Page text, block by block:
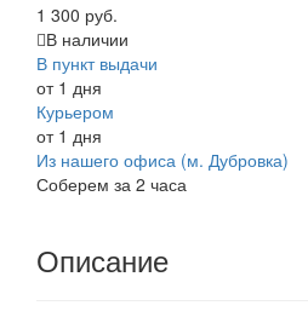
1 300 руб.
В наличии
В пункт выдачи
от 1 дня
Курьером
от 1 дня
Из нашего офиса (м. Дубровка)
Соберем за 2 часа
Описание